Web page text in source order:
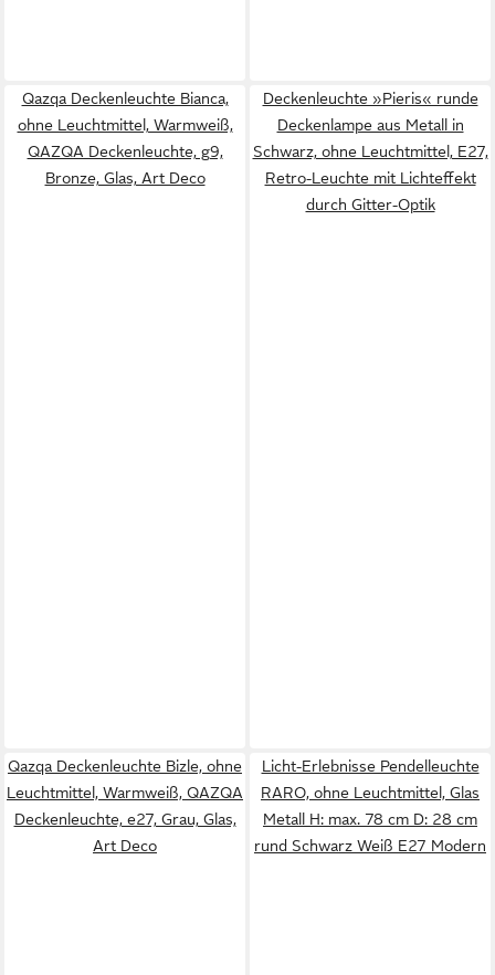
Qazqa Deckenleuchte Bianca,
ohne Leuchtmittel, Warmweiß,
QAZQA Deckenleuchte, g9,
Bronze, Glas, Art Deco
Deckenleuchte »Pieris« runde
Deckenlampe aus Metall in
Schwarz, ohne Leuchtmittel, E27,
Retro-Leuchte mit Lichteffekt
durch Gitter-Optik
Qazqa Deckenleuchte Bizle, ohne
Leuchtmittel, Warmweiß, QAZQA
Deckenleuchte, e27, Grau, Glas,
Art Deco
Licht-Erlebnisse Pendelleuchte
RARO, ohne Leuchtmittel, Glas
Metall H: max. 78 cm D: 28 cm
rund Schwarz Weiß E27 Modern